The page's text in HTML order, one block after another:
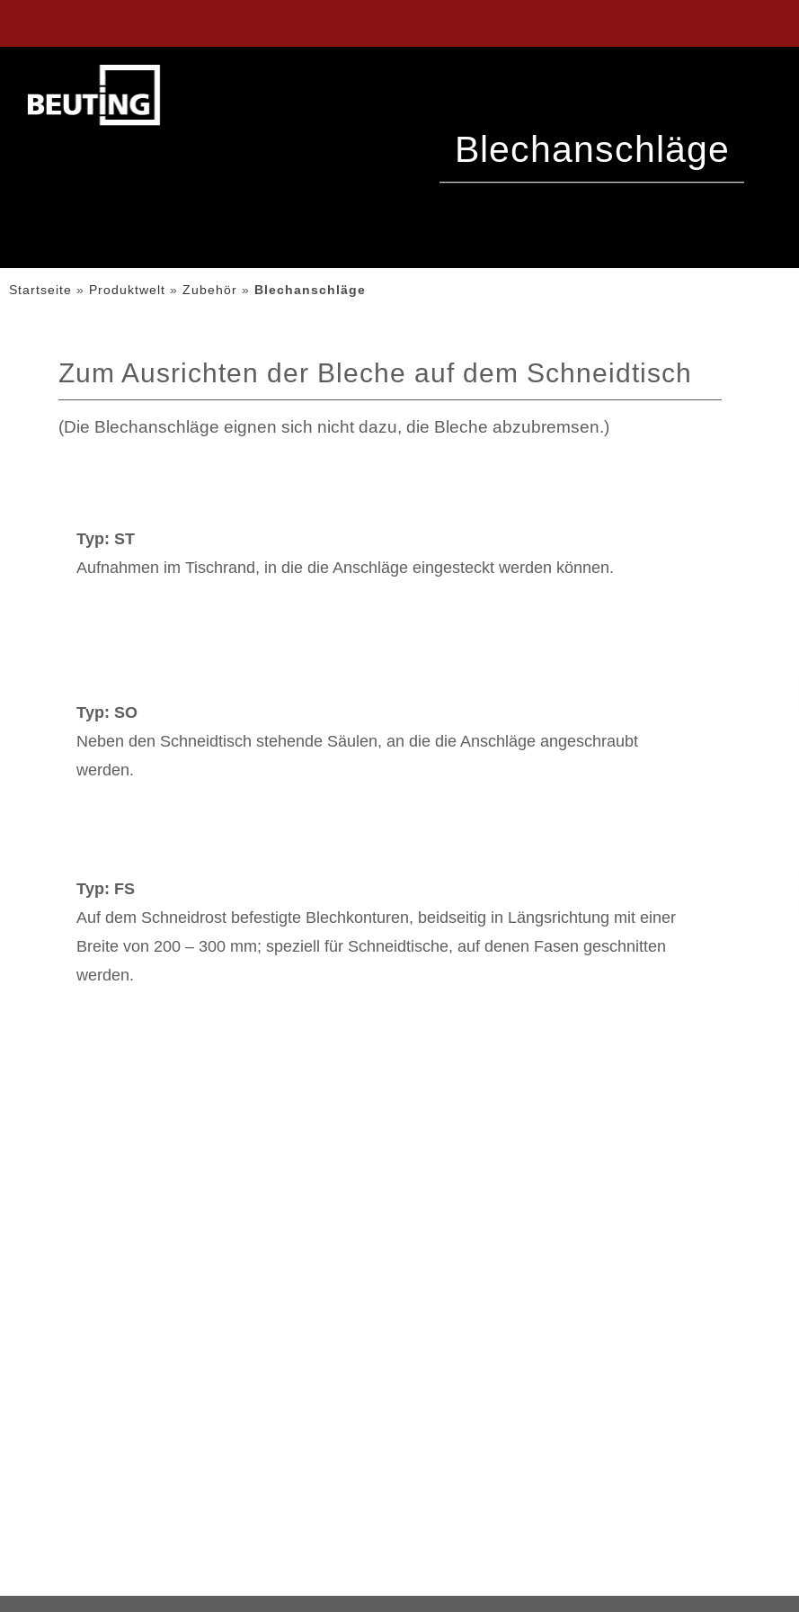
Blechanschläge
Startseite » Produktwelt » Zubehör » Blechanschläge
Zum Ausrichten der Bleche auf dem Schneidtisch
(Die Blechanschläge eignen sich nicht dazu, die Bleche abzubremsen.)
Typ: ST
Aufnahmen im Tischrand, in die die Anschläge eingesteckt werden können.
Typ: SO
Neben den Schneidtisch stehende Säulen, an die die Anschläge angeschraubt
werden.
Typ: FS
Auf dem Schneidrost befestigte Blechkonturen, beidseitig in Längsrichtung mit einer
Breite von 200 – 300 mm; speziell für Schneidtische, auf denen Fasen geschnitten
werden.